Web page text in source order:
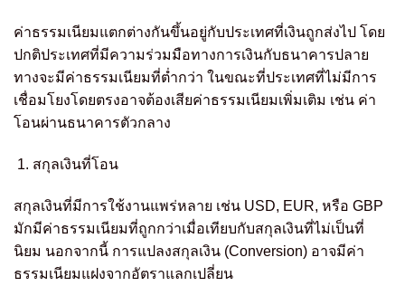
ค่าธรรมเนียมแตกต่างกันขึ้นอยู่กับประเทศที่เงินถูกส่งไป โดย
ปกติประเทศที่มีความร่วมมือทางการเงินกับธนาคารปลาย
ทางจะมีค่าธรรมเนียมที่ต่ำกว่า ในขณะที่ประเทศที่ไม่มีการ
เชื่อมโยงโดยตรงอาจต้องเสียค่าธรรมเนียมเพิ่มเติม เช่น ค่า
โอนผ่านธนาคารตัวกลาง
สกุลเงินที่โอน
สกุลเงินที่มีการใช้งานแพร่หลาย เช่น USD, EUR, หรือ GBP
มักมีค่าธรรมเนียมที่ถูกกว่าเมื่อเทียบกับสกุลเงินที่ไม่เป็นที่
นิยม นอกจากนี้ การแปลงสกุลเงิน (Conversion) อาจมีค่า
ธรรมเนียมแฝงจากอัตราแลกเปลี่ยน